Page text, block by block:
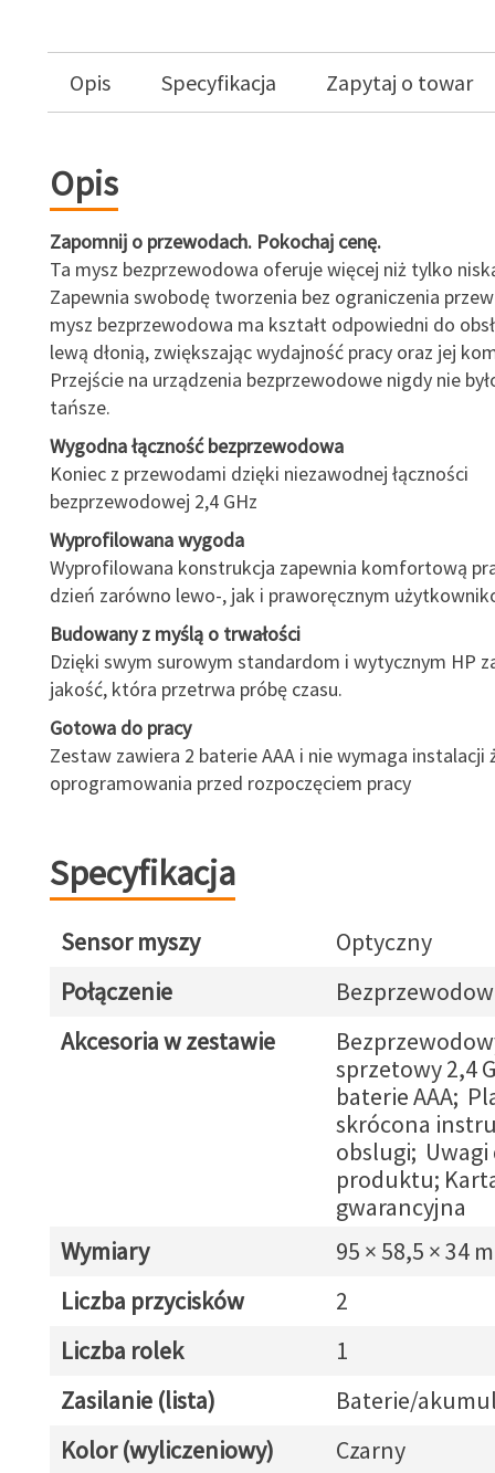
Opis Specyfikacja Zapytaj o towar
Opis
Zapomnij o przewodach. Pokochaj cenę.
Ta mysz bezprzewodowa oferuje więcej niż tylko
Zapewnia swobodę tworzenia bez ograniczenia
mysz bezprzewodowa ma kształt odpowiedni do
lewą dłonią, zwiększając wydajność pracy oraz jej
Przejście na urządzenia bezprzewodowe nigdy nie
tańsze.
Wygodna łączność bezprzewodowa
Koniec z przewodami dzięki niezawodnej łączności
bezprzewodowej 2,4 GHz
Wyprofilowana wygoda
Wyprofilowana konstrukcja zapewnia komfortową
dzień zarówno lewo-, jak i praworęcznym
Budowany z myślą o trwałości
Dzięki swym surowym standardom i wytycznym HP
jakość, która przetrwa próbę czasu.
Gotowa do pracy
Zestaw zawiera 2 baterie AAA i nie wymaga instalacji
oprogramowania przed rozpoczęciem pracy
Specyfikacja
Sensor myszy
Optyczny
Połączenie
Akcesoria w zestawie
sprzetowy 2,4
baterie AAA;
skrócona
obslugi; Uwagi
produktu;
gwarancyjna
Wymiary
95 × 58,5 × 34
Liczba przycisków
2
Liczba rolek
1
Zasilanie (lista)
Baterie/
Kolor (wyliczeniowy)
Czarny